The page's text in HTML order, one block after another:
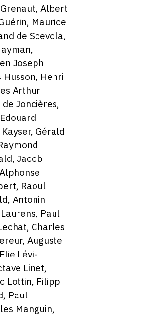
Albert
Maurice
de Scevola,
Joseph
Henri
Arthur
Joncières,
Gérald
Jacob
Raoul
Antonin
Paul
Charles
Auguste
Lévi-
Linet,
Lottin, Filipp
Paul
Manguin,